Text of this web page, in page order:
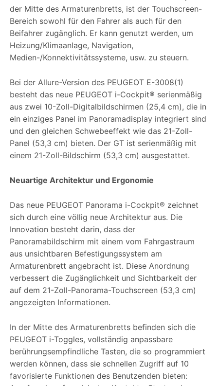
der Mitte des Armaturenbretts, ist der Touchscreen-
Bereich sowohl für den Fahrer als auch für den
Beifahrer zugänglich. Er kann genutzt werden, um
Heizung/Klimaanlage, Navigation,
Medien-/Konnektivitätssysteme, usw. zu steuern.
Bei der Allure-Version des PEUGEOT E-3008(1)
besteht das neue PEUGEOT i-Cockpit® serienmäßig
aus zwei 10-Zoll-Digitalbildschirmen (25,4 cm), die in
ein einziges Panel im Panoramadisplay integriert sind
und den gleichen Schwebeeffekt wie das 21-Zoll-
Panel (53,3 cm) bieten. Der GT ist serienmäßig mit
einem 21-Zoll-Bildschirm (53,3 cm) ausgestattet.
Neuartige Architektur und Ergonomie
Das neue PEUGEOT Panorama i-Cockpit® zeichnet
sich durch eine völlig neue Architektur aus. Die
Innovation besteht darin, dass der
Panoramabildschirm mit einem vom Fahrgastraum
aus unsichtbaren Befestigungssystem am
Armaturenbrett angebracht ist. Diese Anordnung
verbessert die Zugänglichkeit und Sichtbarkeit der
auf dem 21-Zoll-Panorama-Touchscreen (53,3 cm)
angezeigten Informationen.
In der Mitte des Armaturenbretts befinden sich die
PEUGEOT i-Toggles, vollständig anpassbare
berührungsempfindliche Tasten, die so programmiert
werden können, dass sie schnellen Zugriff auf 10
favorisierte Funktionen des Benutzenden bieten: